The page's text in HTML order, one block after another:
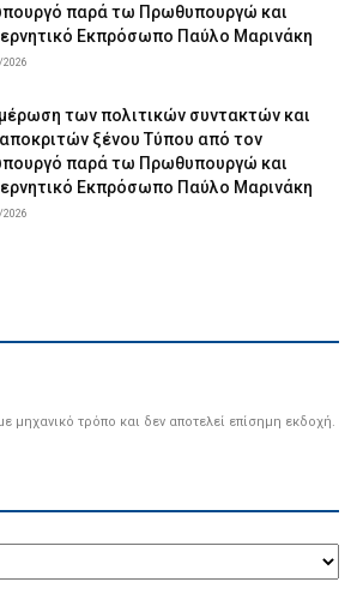
παρά τω Πρωθυπουργώ και
Εκπρόσωπο Παύλο Μαρινάκη
των πολιτικών συντακτών και
ξένου Τύπου από τον
παρά τω Πρωθυπουργώ και
Εκπρόσωπο Παύλο Μαρινάκη
μηχανικό τρόπο και δεν αποτελεί επίσημη εκδοχή.